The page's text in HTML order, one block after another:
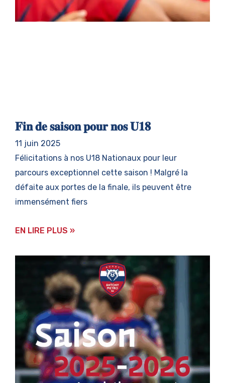
𝐅𝐢𝐧 𝐝𝐞 𝐬𝐚𝐢𝐬𝐨𝐧 𝐩𝐨𝐮𝐫 𝐧𝐨𝐬 𝐔𝟏𝟖
11 juin 2025
Félicitations à nos U18 Nationaux pour leur
parcours exceptionnel cette saison ! Malgré la
défaite aux portes de la finale, ils peuvent être
immensément fiers
EN LIRE PLUS »